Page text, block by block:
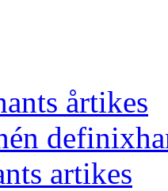
årtikes
artikes